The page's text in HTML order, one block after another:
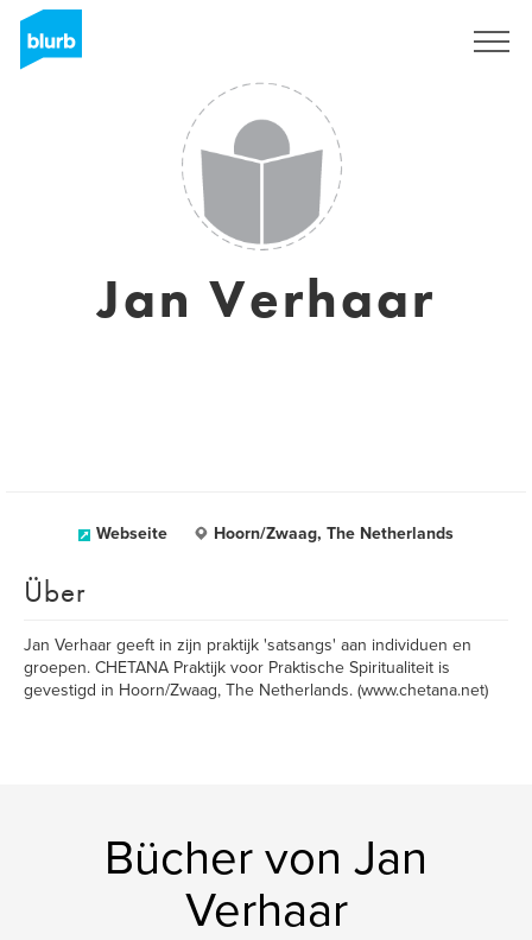
Jan Verhaar
Webseite Hoorn/Zwaag, The Netherlands
Über
Jan Verhaar geeft in zijn praktijk 'satsangs' aan individuen en
groepen. CHETANA Praktijk voor Praktische Spiritualiteit is
gevestigd in Hoorn/Zwaag, The Netherlands. (www.chetana.net)
Bücher von Jan
Verhaar